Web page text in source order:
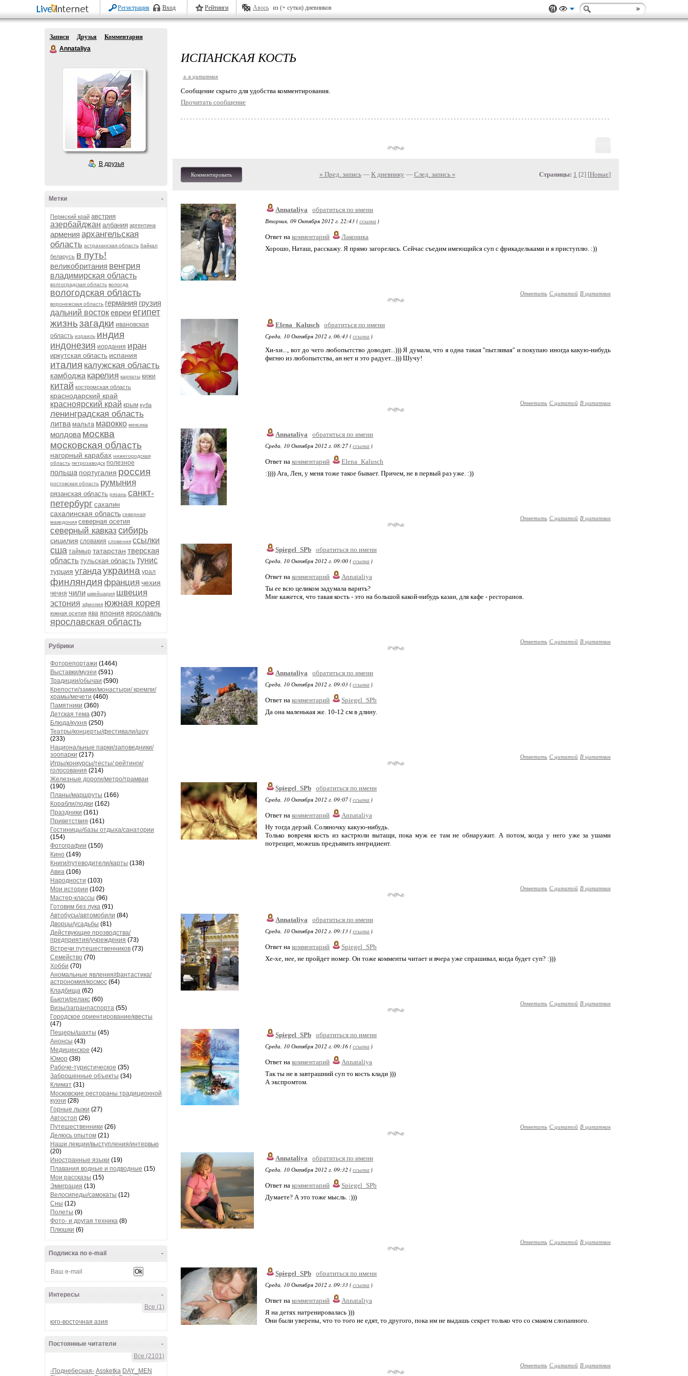
Регистрация Вход Рейтинги Авось из (+ сутки) дневников
Записи Друзья
Комментарии
Annataliya
В друзья
-
Метки
Пермский край австрия
азербайджан албания аргентина
армения архангельская
область астраханская область байкал
беларусь в путь!
великобритания венгрия
владимирская область
волгоградская область вологда
вологодская область
воронежская область германия грузия
дальний востокевреиегипет
жизньзагадки ивановская
область израиль индия
индонезия иордания иран
иркутская область испания
италия калужская область
камбоджа карелия карпаты кижи
китай костромская область
краснодарский край
красноярский край крым куба
ленинградская область
литва мальта марокко мексика
молдова москва
московская область
нагорный карабах нижегородская
область петрозаводск полезное
польша португалия россия
ростовская область румыния
рязанская область рязань санкт-
петербург сахалин
сахалинская область северная
македония северная осетия
северный кавказ сибирь
сицилия словакия словения ссылки
сша таймыр татарстан тверская
область тульская область тунис
турция угандаукраина урал
финляндия франция чехия
чечня чили швейцария швеция
эстония эфиопия южная корея
южная осетия ява япония ярославль
ярославская область
-
Рубрики
Фоторепортажи (1464)
Выставки/музеи (591)
Традиции/обычаи (590)
Крепости/замки/монастыри/ кремли/
храмы/мечети (460)
Памятники (360)
Детская тема (307)
Блюда/кухня (250)
Театры/концерты/фестивали/шоу
(233)
Национальные парки/заповедники/
зоопарки (217)
Игры/конкурсы/тесты/ рейтинги/
голосования (214)
Железные дороги/метро/трамваи
(190)
Планы/маршруты (166)
Корабли/лодки (162)
Праздники (161)
Приветствия (161)
Гостиницы/базы отдыха/санатории
(154)
Фотографии (150)
Кино (149)
Книги/путеводители/карты (138)
Авиа (106)
Народности (103)
Мои истории (102)
Мастер-классы (96)
Готовим без лука (91)
Автобусы/автомобили (84)
Дворцы/усадьбы (81)
Действующие прозводства/
предприятия/учреждения (73)
Встречи путешественников (73)
Семейство (70)
Хобби (70)
Аномальные явления/фантастика/
астрономия/космос (64)
Кладбища (62)
Бьюти/релакс (60)
Визы/загранпаспорта (55)
Городское ориентирование/квесты
(47)
Пещеры/шахты (45)
Анонсы (43)
Медицинское (42)
Юмор (38)
Рабоче-туристическое (35)
Заброшенные объекты (34)
Климат (31)
Московские рестораны традиционной
кухни (28)
Горные лыжи (27)
Автостоп (26)
Путешественники (26)
Делюсь опытом (21)
Наши лекции/выступления/интервью
(20)
Иностранные языки (19)
Плавания водные и подводные (15)
Мои рассказы (15)
Эмиграция (13)
Велосипеды/самокаты (12)
Сны (12)
Полеты (9)
Фото- и другая техника (8)
Плюшки (6)
-
Подписка по e-mail
-
Интересы
Все (1)
юго-восточная азия
-
Постоянные читатели
Все (2101)
-Поднебесная- Assketka DAY_MEN
ИСПАНСКАЯ КОСТЬ
+ в цитатник
Cообщение скрыто для удобства комментирования.
Прочитать сообщение
Комментировать « Пред. запись— К дневнику — След. запись » Страницы: 1 [2] [Новые]
Annataliya
обратиться по имени
Вторник, 09 Октября 2012 г. 22:43 (ссылка )
Ответ на комментарий
Лаконика
Хорошо, Наташ, расскажу. Я прямо загорелась. Сейчас съедим имеющийся суп с фрикадельками и я приступлю. :))
Ответить С цитатой В цитатник
Elena_Kalusch обратиться по имени
Среда, 10 Октября 2012 г. 06:43 (ссылка )
Хи-хи..., вот до чего любопытство доводит...))) Я думала, что я одна такая "пытливая" и покупаю иногда какую-нибудь
фигню из любопытства, ан нет и это радует...))) Шучу!
Ответить С цитатой В цитатник
Annataliya
обратиться по имени
Среда, 10 Октября 2012 г. 08:27 (ссылка )
Ответ на комментарий
Elena_Kalusch
:)))) Ага, Лен, у меня тоже такое бывает. Причем, не в первый раз уже. :))
Ответить С цитатой В цитатник
Spiegel_SPb обратиться по имени
Среда, 10 Октября 2012 г. 09:00 (ссылка )
Ответ на комментарий
Annataliya
Ты ее всю целиком задумала варить?
Мне кажется, что такая кость - это на большой какой-нибудь казан, для кафе - ресторанов.
Ответить С цитатой В цитатник
Annataliya
обратиться по имени
Среда, 10 Октября 2012 г. 09:03 (ссылка )
Ответ на комментарий
Spiegel_SPb
Да она маленькая же. 10-12 см в длину.
Ответить С цитатой В цитатник
Spiegel_SPb обратиться по имени
Среда, 10 Октября 2012 г. 09:07 (ссылка )
Ответ на комментарий
Annataliya
Ну тогда дерзай. Соляночку какую-нибудь.
Только вовремя кость из кастрюли вытащи, пока муж ее там не обнаружит. А потом, когда у него уже за ушами
потрещит, можешь предъявить ингридиент.
Ответить С цитатой В цитатник
Annataliya
обратиться по имени
Среда, 10 Октября 2012 г. 09:13 (ссылка )
Ответ на комментарий
Spiegel_SPb
Хе-хе, нее, не пройдет номер. Он тоже комменты читает и вчера уже спрашивал, когда будет суп? :)))
Ответить С цитатой В цитатник
Spiegel_SPb обратиться по имени
Среда, 10 Октября 2012 г. 09:16 (ссылка )
Ответ на комментарий
Annataliya
Так ты не в завтрашний суп то кость клади )))
А экспромтом.
Ответить С цитатой В цитатник
Annataliya
обратиться по имени
Среда, 10 Октября 2012 г. 09:32 (ссылка )
Ответ на комментарий
Spiegel_SPb
Думаете? А это тоже мысль. :)))
Ответить С цитатой В цитатник
Spiegel_SPb обратиться по имени
Среда, 10 Октября 2012 г. 09:33 (ссылка )
Ответ на комментарий
Annataliya
Я на детях натренировалась )))
Они были уверены, что то того не едят, то другого, пока им не выдашь секрет только что со смаком слопанного.
Ответить С цитатой В цитатник